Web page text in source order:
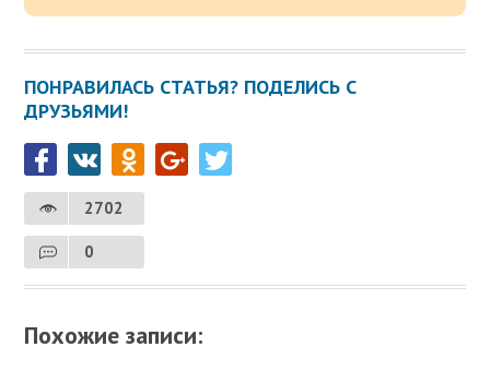
ПОНРАВИЛАСЬ СТАТЬЯ? ПОДЕЛИСЬ С
ДРУЗЬЯМИ!
2702
0
Похожие записи: